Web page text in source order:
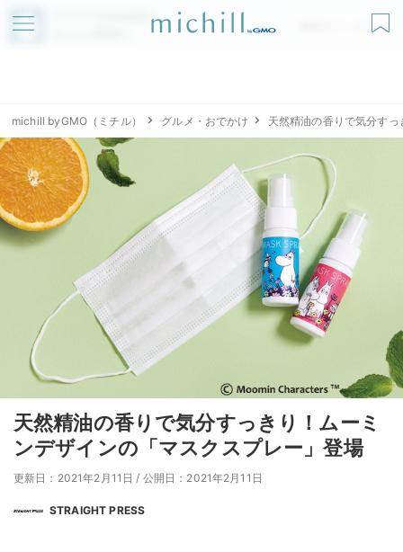
アプリでmichillが
無料ダウンロード
michill byGMO（ミチル） グルメ・おでかけ 天然精油の香りで気分す
天然精油の香りで気分すっきり！ムーミ
ンデザインの「マスクスプレー」登場
更新日：2021年2月11日 / 公開日：2021年2月11日
STRAIGHT PRESS